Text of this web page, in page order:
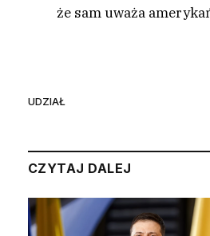
że sam uważa
UDZIAŁ
CZYTAJ DALEJ